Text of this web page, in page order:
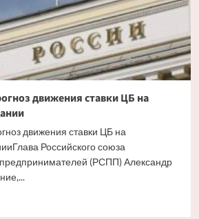
движения ставки ЦБ на
движения ставки ЦБ на
Российского союза
(РСПП) Александр